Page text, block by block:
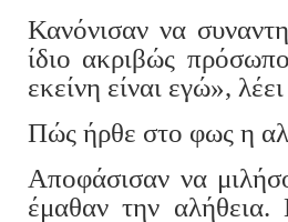
Κανόνισαν να
ίδιο ακριβώς
εκείνη είναι εγώ»,
Πώς ήρθε στο φως η
Αποφάσισαν να
έμαθαν την αλήθεια.